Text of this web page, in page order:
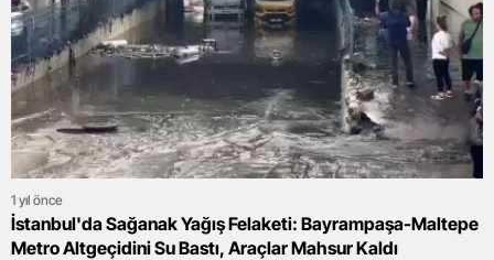
1 yıl önce
İstanbul'da Sağanak Yağış Felaketi: Bayrampaşa-Maltepe
Metro Altgeçidini Su Bastı, Araçlar Mahsur Kaldı